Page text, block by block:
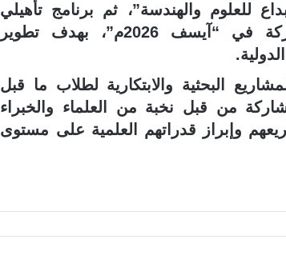
للعلوم والهندسة”، ثم برنامج تأهيلي
مكثف، ضمن الاستعدادات النهائية للمشاركة في “آيسف 2026م”، بهدف تطوير
البحثية والابتكارية لطلاب ما قبل
من قبل نخبة من العلماء والخبراء
وإبراز قدراتهم العلمية على مستوى